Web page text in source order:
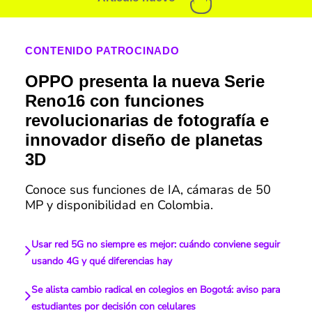
CONTENIDO PATROCINADO
OPPO presenta la nueva Serie
Reno16 con funciones
revolucionarias de fotografía e
innovador diseño de planetas
3D
Conoce sus funciones de IA, cámaras de 50
MP y disponibilidad en Colombia.
Usar red 5G no siempre es mejor: cuándo conviene seguir
usando 4G y qué diferencias hay
Se alista cambio radical en colegios en Bogotá: aviso para
estudiantes por decisión con celulares